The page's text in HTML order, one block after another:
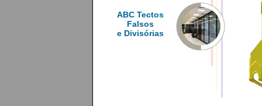
ABC Tectos
Falsos
e Divisórias